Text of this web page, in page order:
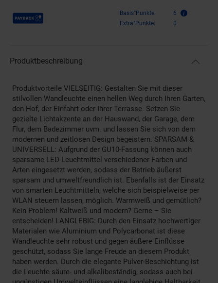
Payback Punkte Basis°Punkte:
6
Extra°Punkte:
0
Produktbeschreibung
Produktvorteile VIELSEITIG: Gestalten Sie mit dieser
stilvollen Wandleuchte einen hellen Weg durch Ihren Garten,
den Hof, der Einfahrt oder Ihrer Terrasse. Setzen Sie
gezielte Lichtakzente an der Hauswand, der Garage, dem
Flur, dem Badezimmer uvm. und lassen Sie sich von dem
modernen und zeitlosen Design begeistern. SPARSAM &
UNIVERSELL: Aufgrund der GU10-Fassung können auch
sparsame LED-Leuchtmittel verschiedener Farben und
Arten eingesetzt werden, sodass der Betrieb äußerst
sparsam und umweltfreundlich ist. Ebenfalls ist der Einsatz
von smarten Leuchtmitteln, welche sich beispielweise per
WLAN steuern lassen, möglich. Warmweiß und gemütlich?
Kein Problem! Kaltweiß und modern? Gerne – Sie
entscheiden! LANGLEBIG: Durch den Einsatz hochwertiger
Materialen wie Aluminium und Polycarbonat ist diese
Wandleuchte sehr robust und gegen äußere Einflüsse
geschützt, sodass Sie lange Freude an diesem Produkt
haben werden. Durch die elegante Pulver-Beschichtung ist
die Leuchte säure- und alkalibeständig, sodass auch bei